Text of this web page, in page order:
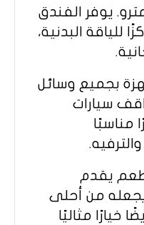
يوفر الفندق
البدنية،
بجميع وسائل
سيارات
مناسبًا
يقدم
من أحلى
دبي، وأيضًا خيارًا مثاليًا